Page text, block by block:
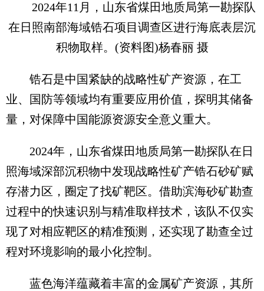
2024年11月，山东省煤田地质局第一勘探队
在日照南部海域锆石项目调查区进行海底表层沉
积物取样。(资料图)杨春丽 摄
锆石是中国紧缺的战略性矿产资源，在工
业、国防等领域均有重要应用价值，探明其储备
量，对保障中国能源资源安全意义重大。
2024年，山东省煤田地质局第一勘探队在日
照海域深部沉积物中发现战略性矿产锆石砂矿赋
存潜力区，圈定了找矿靶区。借助滨海砂矿勘查
过程中的快速识别与精准取样技术，该队不仅实
现了对相应靶区的精准预测，还实现了勘查全过
程对环境影响的最小化控制。
蓝色海洋蕴藏着丰富的金属矿产资源，其所